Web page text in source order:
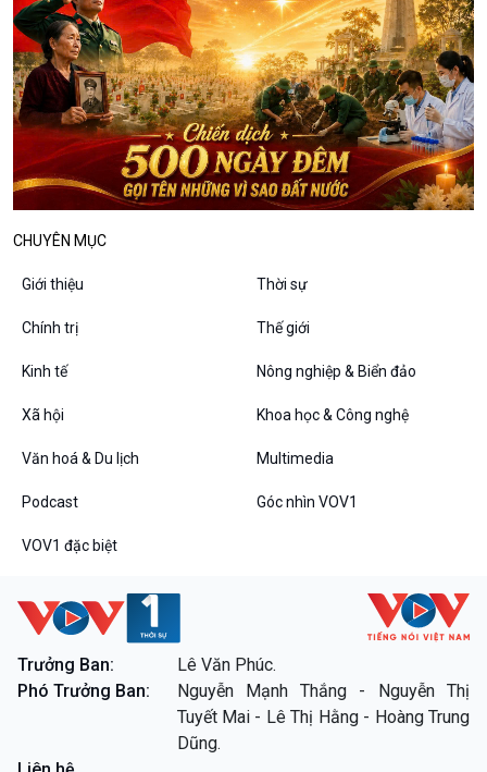
Chuyện đêm
Chân dung cuộc sống
CHUYÊN MỤC
Giới thiệu Thời sự
Chính trị Thế giới
Kinh tế Nông nghiệp & Biển đảo
Xã hội Khoa học & Công nghệ
Văn hoá & Du lịch Multimedia
Podcast Góc nhìn VOV1
VOV1 đặc biệt
Trưởng Ban:
Lê Văn Phúc.
Phó Trưởng Ban:
Nguyễn Mạnh Thắng - Nguyễn Thị
Tuyết Mai - Lê Thị Hằng - Hoàng Trung
Dũng.